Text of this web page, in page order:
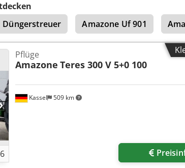
Düngerstreuer Amazone Uf 901
6
Kassel 509 km
Pflüge
Amazone Teres 300 V 5+0 100